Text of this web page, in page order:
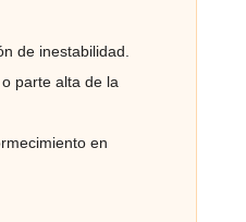
de inestabilidad.
parte alta de la
en